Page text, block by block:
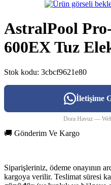
AstralPool
600EX Tuz
Stok kodu: 3cbcf9621e80
İletişime
Dora Havuz —
🚚 Gönderim Ve Kargo
Siparişleriniz, ödeme onayının
kargoya verilir. Teslimat süresi